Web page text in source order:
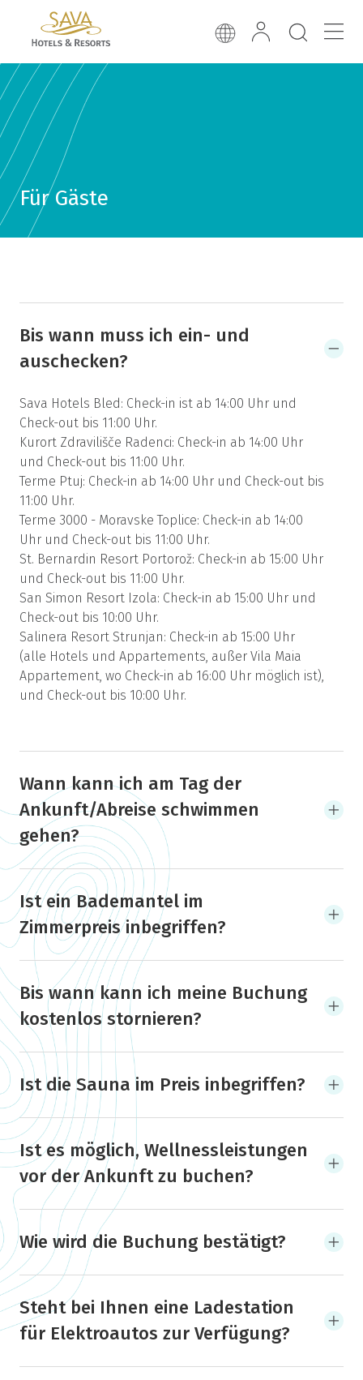
Für Gäste
Bis wann muss ich ein- und
auschecken?
Sava Hotels Bled: Check-in ist ab 14:00 Uhr und
Check-out bis 11:00 Uhr.
Kurort Zdravilišče Radenci: Check-in ab 14:00 Uhr
und Check-out bis 11:00 Uhr.
Terme Ptuj: Check-in ab 14:00 Uhr und Check-out bis
11:00 Uhr.
Terme 3000 - Moravske Toplice: Check-in ab 14:00
Uhr und Check-out bis 11:00 Uhr.
St. Bernardin Resort Portorož: Check-in ab 15:00 Uhr
und Check-out bis 11:00 Uhr.
San Simon Resort Izola: Check-in ab 15:00 Uhr und
Check-out bis 10:00 Uhr.
Salinera Resort Strunjan: Check-in ab 15:00 Uhr
(alle Hotels und Appartements, außer Vila Maia
Appartement, wo Check-in ab 16:00 Uhr möglich ist),
und Check-out bis 10:00 Uhr.
Wann kann ich am Tag der
Ankunft/Abreise schwimmen
gehen?
Ist ein Bademantel im
Zimmerpreis inbegriffen?
Bis wann kann ich meine Buchung
kostenlos stornieren?
Ist die Sauna im Preis inbegriffen?
Ist es möglich, Wellnessleistungen
vor der Ankunft zu buchen?
Wie wird die Buchung bestätigt?
Steht bei Ihnen eine Ladestation
für Elektroautos zur Verfügung?